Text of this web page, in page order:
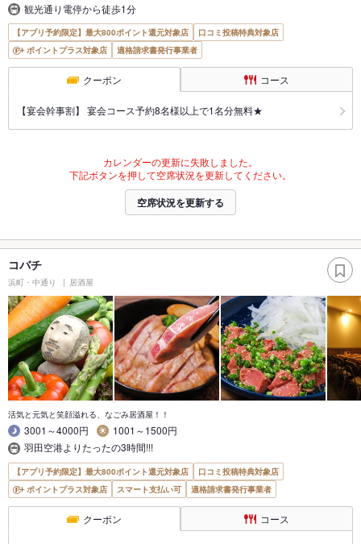
観光通り電停から徒歩1分
【アプリ予約限定】最大800ポイント還元対象店
口コミ投稿特典対象店
ポイントプラス対象店
適格請求書発行事業者
クーポン コース
【宴会幹事割】 宴会コース予約8名様以上で1名分無料★
カレンダーの更新に失敗しました。
下記ボタンを押して空席状況を更新してください。
空席状況を更新する
コバチ
浜町・中通り 居酒屋
活気と元気と笑顔溢れる、なごみ居酒屋！！
3001～4000円
1001～1500円
羽田空港よりたったの3時間!!!
【アプリ予約限定】最大800ポイント還元対象店
口コミ投稿特典対象店
ポイントプラス対象店
スマート支払い可 適格請求書発行事業者
クーポン コース